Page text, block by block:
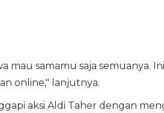
mau samamu saja semuanya.
online," lanjutnya.
aksi Aldi Taher dengan